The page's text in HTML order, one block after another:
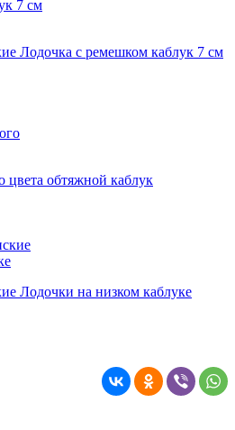
Лодочка с ремешком каблук 7 см
цвета обтяжной каблук
Лодочки на низком каблуке